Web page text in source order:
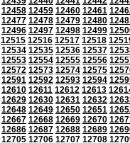
12458 12459 12460 12461
12477 12478 12479 12480
12496 12497 12498 12499
12515 12516 12517 12518
12534 12535 12536 12537
12553 12554 12555 12556
12572 12573 12574 12575
12591 12592 12593 12594
12610 12611 12612 12613
12629 12630 12631 12632
12648 12649 12650 12651
12667 12668 12669 12670
12686 12687 12688 12689
12705 12706 12707 12708